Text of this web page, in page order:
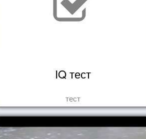
IQ тест
тест